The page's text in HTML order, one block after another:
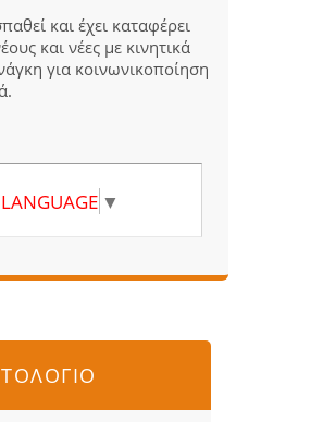
και έχει καταφέρει
και νέες με κινητικά
για κοινωνικοποίηση
▼